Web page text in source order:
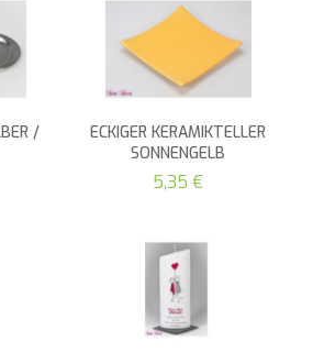
/
ECKIGER KERAMIKTELLER
SONNENGELB
5,35 €